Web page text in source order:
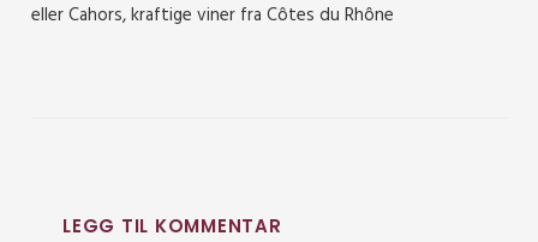
eller Cahors, kraftige viner fra Côtes du Rhône
LEGG TIL KOMMENTAR